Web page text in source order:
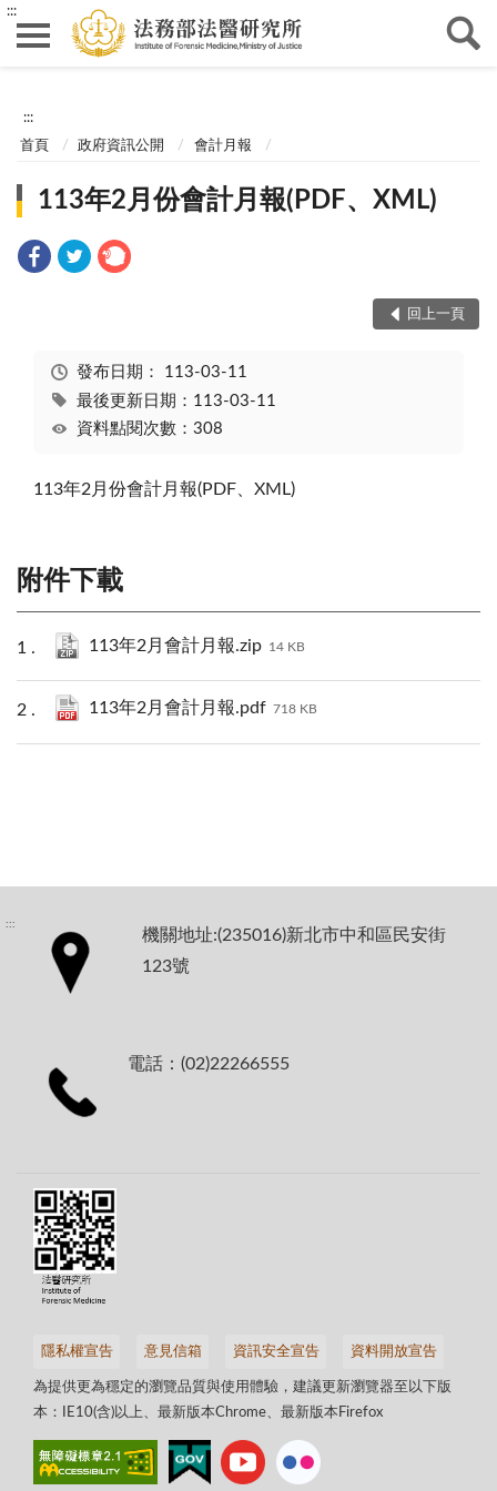
:::
:::
首頁 政府資訊公開 會計月報
113年2月份會計月報(PDF、XML)
回上一頁
發布日期： 113-03-11
最後更新日期：113-03-11
資料點閱次數：308
113年2月份會計月報(PDF、XML)
附件下載
113年2月會計月報.zip 14 KB
113年2月會計月報.pdf 718 KB
:::
機關地址:(235016)新北市中和區民安街
123號
電話：(02)22266555
隱私權宣告 意見信箱 資訊安全宣告 資料開放宣告
為提供更為穩定的瀏覽品質與使用體驗，建議更新瀏覽器至以下版
本：IE10(含)以上、最新版本Chrome、最新版本Firefox